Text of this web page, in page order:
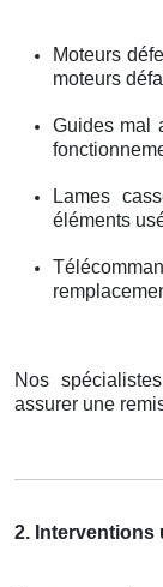
Moteurs
moteurs
Guides mal
Lames
éléments
Nos
assurer une
2. Interventions